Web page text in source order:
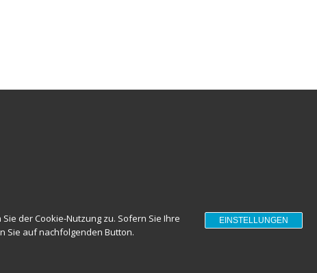
der Cookie-Nutzung zu. Sofern Sie Ihre
Sie auf nachfolgenden Button.
EINSTELLUNGEN